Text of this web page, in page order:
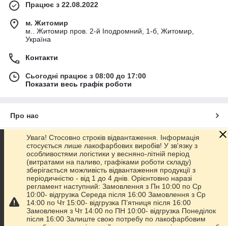
Працює з 22.08.2022
м. Житомир
м.. Житомир пров. 2-й Іподромний, 1-б, Житомир,
Україна
Контакти
Сьогодні працює з 08:00 до 17:00
Показати весь графік роботи
Про нас
Контакти
Доставка та оплата
Графік роботи
Повна версія сайту
Увага! Стосовно строків відвантаження. Інформація
стосується лише лакофарбових виробів! У зв'язку з
особливостями логістики у весняно-літній період
(витратами на паливо, графіками роботи складу)
зберігається можливість відвантаження продукції з
періодичністю - від 1 до 4 днів. Орієнтовно наразі
регламент наступний: Замовлення з Пн 10:00 по Ср
10:00- відгрузка Середа після 16:00 Замовлення з Ср
14:00 по Чт 15:00- відгрузка П’ятниця після 16:00
Замовлення з Чт 14:00 по ПН 10:00- відгрузка Понеділок
після 16:00 Залиште свою потребу по лакофарбовим